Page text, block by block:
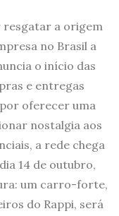
resgatar a origem
no Brasil a
o início das
e entregas
oferecer uma
nostalgia aos
a rede chega
14 de outubro,
um carro-forte,
do Rappi, será